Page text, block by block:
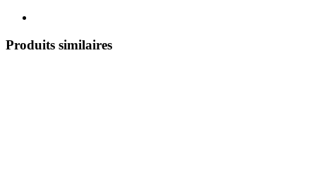
Produits similaires